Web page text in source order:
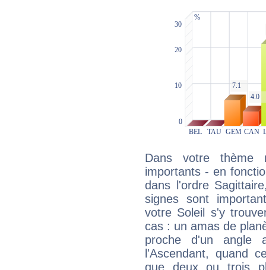
Dans votre thème
importants - en
dans l'ordre
signes sont
votre Soleil s'y
cas : un amas de
proche d'un
l'Ascendant, quand
que deux ou trois